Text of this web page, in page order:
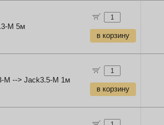
M 5м
в корзину
M --> Jack3.5-M 1м
в корзину